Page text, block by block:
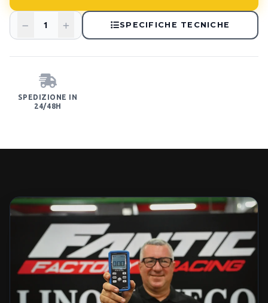
SPECIFICHE TECNICHE
SPEDIZIONE IN
24/48H